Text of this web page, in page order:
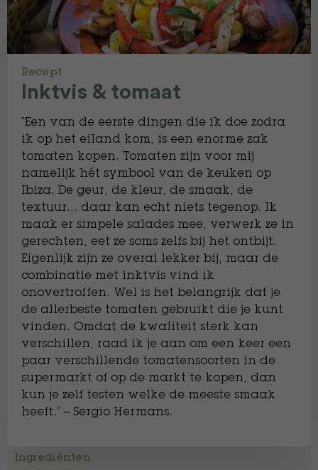
Recept
Inktvis & tomaat
“Een van de eerste dingen die ik doe zodra
ik op het eiland kom, is een enorme zak
tomaten kopen. Tomaten zijn voor mij
namelijk hét symbool van de keuken op
Ibiza. De geur, de kleur, de smaak, de
textuur… daar kan echt niets tegenop. Ik
maak er simpele salades mee, verwerk ze in
gerechten, eet ze soms zelfs bij het ontbijt.
Eigenlijk zijn ze overal lekker bij, maar de
combinatie met inktvis vind ik
onovertroffen. Wel is het belangrijk dat je
de allerbeste tomaten gebruikt die je kunt
vinden. Omdat de kwaliteit sterk kan
verschillen, raad ik je aan om een keer een
paar verschillende tomatensoorten in de
supermarkt of op de markt te kopen, dan
kun je zelf testen welke de meeste smaak
heeft.” – Sergio Hermans.
Ingrediënten